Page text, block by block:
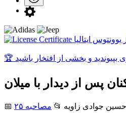
ایتالیا
پس از دیدار با میلان
📅 جوادی زاويه 📂 مصاحبه